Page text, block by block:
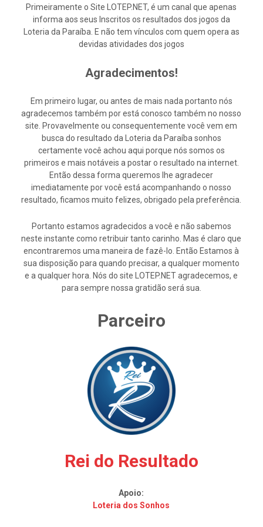
Primeiramente o Site LOTEP.NET, é um canal que apenas
informa aos seus Inscritos os resultados dos jogos da
Loteria da Paraíba. E não tem vínculos com quem opera as
devidas atividades dos jogos
Agradecimentos!
Em primeiro lugar, ou antes de mais nada portanto nós
agradecemos também por está conosco também no nosso
site. Provavelmente ou consequentemente você vem em
busca do resultado da Loteria da Paraíba sonhos
certamente você achou aqui porque nós somos os
primeiros e mais notáveis a postar o resultado na internet.
Então dessa forma queremos lhe agradecer
imediatamente por você está acompanhando o nosso
resultado, ficamos muito felizes, obrigado pela preferência.
Portanto estamos agradecidos a você e não sabemos
neste instante como retribuir tanto carinho. Mas é claro que
encontraremos uma maneira de fazê-lo. Então Estamos à
sua disposição para quando precisar, a qualquer momento
e a qualquer hora. Nós do site LOTEP.NET agradecemos, e
para sempre nossa gratidão será sua.
Parceiro
Rei do Resultado
Apoio:
Loteria dos Sonhos